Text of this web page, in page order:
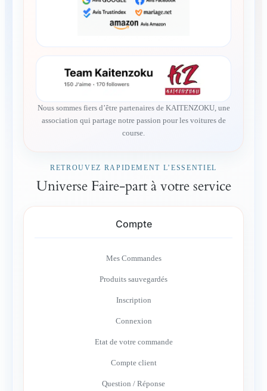
Nous sommes fiers d’être partenaires de KAITENZOKU, une
association qui partage notre passion pour les voitures de
course.
RETROUVEZ RAPIDEMENT L’ESSENTIEL
Universe Faire-part à votre service
Compte
Mes Commandes
Produits sauvegardés
Inscription
Connexion
Etat de votre commande
Compte client
Question / Réponse